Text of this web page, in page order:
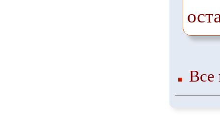
Все